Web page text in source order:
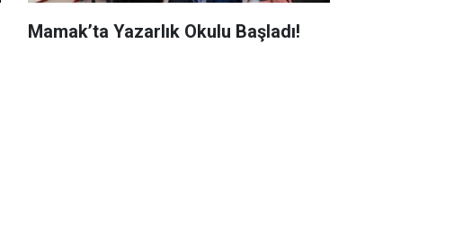
Mamak’ta Yazarlık Okulu Başladı!